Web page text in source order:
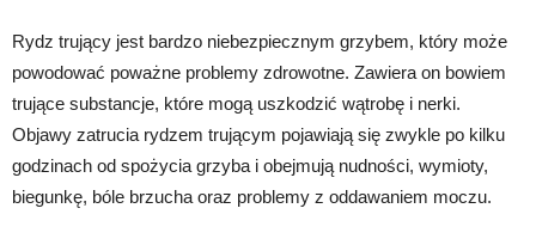
Rydz trujący jest bardzo niebezpiecznym grzybem, który może
powodować poważne problemy zdrowotne. Zawiera on bowiem
trujące substancje, które mogą uszkodzić wątrobę i nerki.
Objawy zatrucia rydzem trującym pojawiają się zwykle po kilku
godzinach od spożycia grzyba i obejmują nudności, wymioty,
biegunkę, bóle brzucha oraz problemy z oddawaniem moczu.